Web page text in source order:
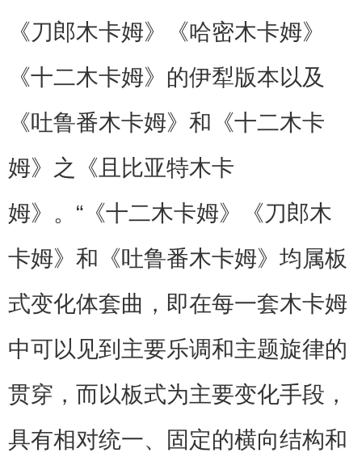
《刀郎木卡姆》《哈密木卡姆》
《十二木卡姆》的伊犁版本以及
《吐鲁番木卡姆》和《十二木卡
姆》之《且比亚特木卡
姆》。“《十二木卡姆》《刀郎木
卡姆》和《吐鲁番木卡姆》均属板
式变化体套曲，即在每一套木卡姆
中可以见到主要乐调和主题旋律的
贯穿，而以板式为主要变化手段，
具有相对统一、固定的横向结构和